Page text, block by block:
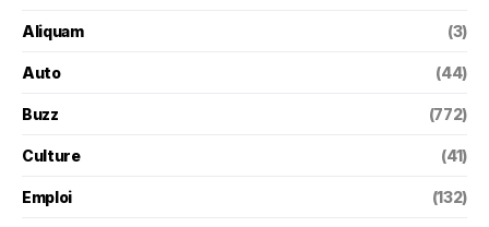
Aliquam (3)
Auto (44)
Buzz (772)
Culture (41)
Emploi (132)